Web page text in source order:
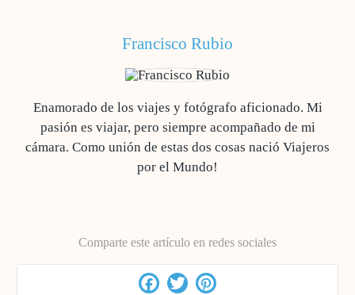
Francisco Rubio
Enamorado de los viajes y fotógrafo aficionado. Mi
pasión es viajar, pero siempre acompañado de mi
cámara. Como unión de estas dos cosas nació Viajeros
por el Mundo!
Comparte este artículo en redes sociales
Facebook
Twitter